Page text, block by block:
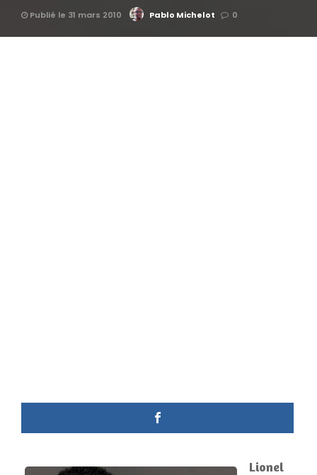
Publié le 31 mars 2010 Pablo Michelot 0
Lionel